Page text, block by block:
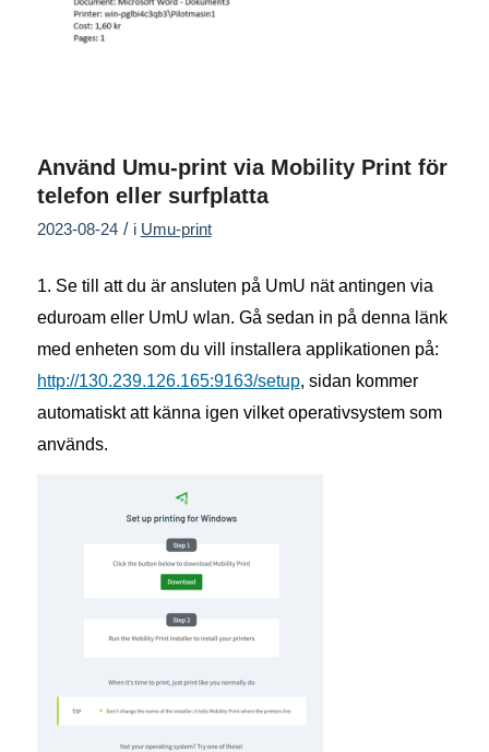
Använd Umu-print via Mobility Print för
telefon eller surfplatta
2023-08-24 / i Umu-print
1. Se till att du är ansluten på UmU nät antingen via
eduroam eller UmU wlan. Gå sedan in på denna länk
med enheten som du vill installera applikationen på:
http://130.239.126.165:9163/setup, sidan kommer
automatiskt att känna igen vilket operativsystem som
används.